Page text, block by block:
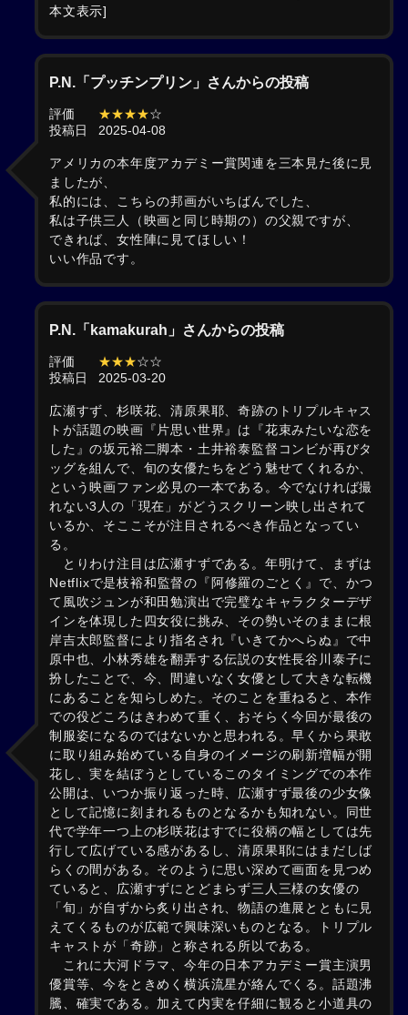
本文表示]
P.N.「プッチンプリン」さんからの投稿
評価 ★★★★☆
投稿日
2025-04-08
アメリカの本年度アカデミー賞関連を三本見た後に見
ましたが、
私的には、こちらの邦画がいちばんでした、
私は子供三人（映画と同じ時期の）の父親ですが、
できれば、女性陣に見てほしい！
いい作品です。
P.N.「kamakurah」さんからの投稿
評価 ★★★☆☆
投稿日
2025-03-20
広瀬すず、杉咲花、清原果耶、奇跡のトリプルキャス
トが話題の映画『片思い世界』は『花束みたいな恋を
した』の坂元裕二脚本・土井裕泰監督コンビが再びタ
ッグを組んで、旬の女優たちをどう魅せてくれるか、
という映画ファン必見の一本である。今でなければ撮
れない3人の「現在」がどうスクリーン映し出されて
いるか、そここそが注目されるべき作品となってい
る。
とりわけ注目は広瀬すずである。年明けて、まずは
Netflixで是枝裕和監督の『阿修羅のごとく』で、かつ
て風吹ジュンが和田勉演出で完璧なキャラクターデザ
インを体現した四女役に挑み、その勢いそのままに根
岸吉太郎監督により指名され『いきてかへらぬ』で中
原中也、小林秀雄を翻弄する伝説の女性長谷川泰子に
扮したことで、今、間違いなく女優として大きな転機
にあることを知らしめた。そのことを重ねると、本作
での役どころはきわめて重く、おそらく今回が最後の
制服姿になるのではないかと思われる。早くから果敢
に取り組み始めている自身のイメージの刷新増幅が開
花し、実を結ぼうとしているこのタイミングでの本作
公開は、いつか振り返った時、広瀬すず最後の少女像
として記憶に刻まれるものとなるかも知れない。同世
代で学年一つ上の杉咲花はすでに役柄の幅としては先
行して広げている感があるし、清原果耶にはまだしば
らくの間がある。そのように思い深めて画面を見つめ
ていると、広瀬すずにとどまらず三人三様の女優の
「旬」が自ずから炙り出され、物語の進展とともに見
えてくるものが広範で興味深いものとなる。トリプル
キャストが「奇跡」と称される所以である。
これに大河ドラマ、今年の日本アカデミー賞主演男
優賞等、今をときめく横浜流星が絡んでくる。話題沸
騰、確実である。加えて内実を仔細に観ると小道具の